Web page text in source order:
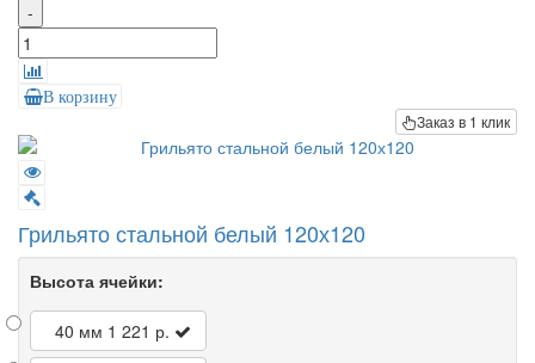
-
В корзину
Заказ в 1 клик
Грильято стальной белый 120х120
Высота ячейки:
40 мм 1 221 р.